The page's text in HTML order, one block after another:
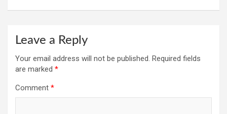
Leave a Reply
Your email address will not be published. Required fields
are marked *
Comment *